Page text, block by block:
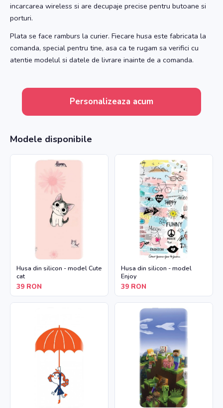
incarcarea wireless si are decupaje precise pentru butoane si
porturi.
Plata se face ramburs la curier. Fiecare husa este fabricata la
comanda, special pentru tine, asa ca te rugam sa verifici cu
atentie modelul si datele de livrare inainte de a comanda.
Personalizeaza acum
Modele disponibile
Husa din silicon - model Cute
cat
39 RON
Husa din silicon - model
Enjoy
39 RON